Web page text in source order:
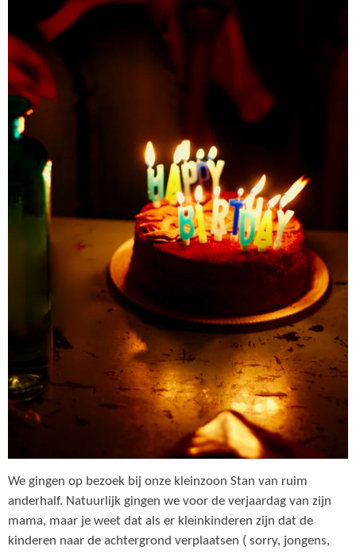
We gingen op bezoek bij onze kleinzoon Stan van ruim
anderhalf. Natuurlijk gingen we voor de verjaardag van zijn
mama, maar je weet dat als er kleinkinderen zijn dat de
kinderen naar de achtergrond verplaatsen ( sorry, jongens,